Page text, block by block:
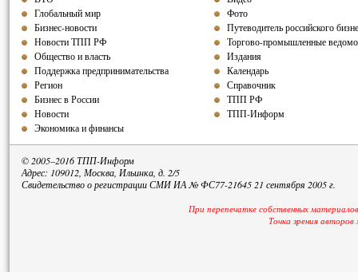
Глобальный мир
Бизнес-новости
Новости ТПП РФ
Общество и власть
Поддержка предпринимательства
Регион
Бизнес в России
Новости
Экономика и финансы
Фото
Путеводитель российского
Торгово-промышленные
Издания
Календарь
Справочник
ТПП РФ
ТПП-Информ
© 2005–2016 ТПП-Информ
Адрес: 109012, Москва, Ильинка, д. 2/5
Свидетельство о регистрации СМИ ИА № ФС77-21645 21 сентября 2005 г.
При перепечатке собственных
Точка зрения